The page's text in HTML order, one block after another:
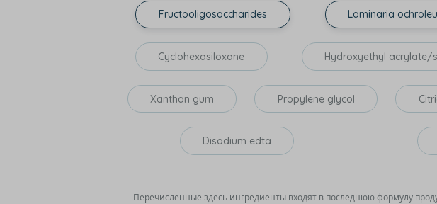
Fructooligosaccharides Laminaria
Cyclohexasiloxane Hydroxyethyl acrylate/
Xanthan gum Propylene glycol
Disodium edta
Перечисленные здесь ингредиенты входят в последнюю формулу